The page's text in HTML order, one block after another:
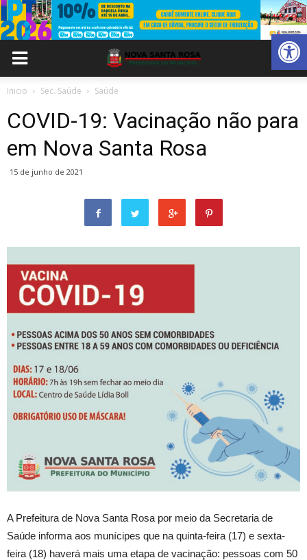
Abrir
Inicio Sec. Saúde Saúde
COVID-19: Vacinação não para
em Nova Santa Rosa
15 de junho de 2021
A Prefeitura de Nova Santa Rosa por meio da Secretaria de
Saúde informa aos munícipes que na quinta-feira (17) e sexta-
feira (18) haverá mais uma etapa de vacinação: pessoas com 50